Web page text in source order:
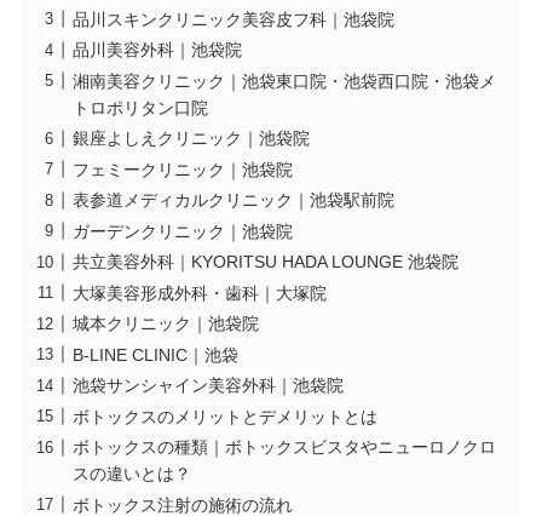
品川スキンクリニック美容皮フ科｜池袋院
品川美容外科｜池袋院
湘南美容クリニック｜池袋東口院・池袋西口院・池袋メ
トロポリタン口院
銀座よしえクリニック｜池袋院
フェミークリニック｜池袋院
表参道メディカルクリニック｜池袋駅前院
ガーデンクリニック｜池袋院
共立美容外科｜KYORITSU HADA LOUNGE 池袋院
大塚美容形成外科・歯科｜大塚院
城本クリニック｜池袋院
B-LINE CLINIC｜池袋
池袋サンシャイン美容外科｜池袋院
ボトックスのメリットとデメリットとは
ボトックスの種類｜ボトックスビスタやニューロノクロ
スの違いとは？
ボトックス注射の施術の流れ